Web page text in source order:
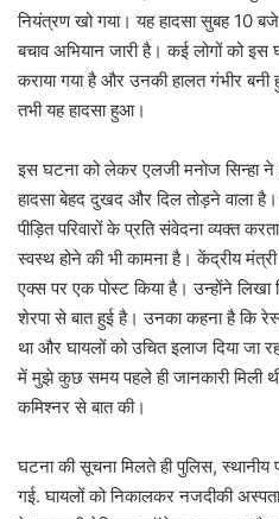
नियंत्रण खो गया। यह हादसा सुबह 10
बचाव अभियान जारी है। कई लोगों को
कराया गया है और उनकी हालत गंभीर
तभी यह हादसा हुआ।
इस घटना को लेकर एलजी मनोज सिन्हा
हादसा बेहद दुखद और दिल तोड़ने वाला
पीड़ित परिवारों के प्रति संवेदना व्यक्त
स्वस्थ होने की भी कामना है। केंद्रीय
एक्स पर एक पोस्ट किया है। उन्होंने लिखा
शेरपा से बात हुई है। उनका कहना है कि
था और घायलों को उचित इलाज दिया जा
में मुझे कुछ समय पहले ही जानकारी मिली
कमिश्नर से बात की।
घटना की सूचना मिलते ही पुलिस,
गई. घायलों को निकालकर नजदीकी